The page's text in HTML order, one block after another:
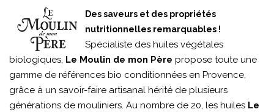
Des saveurs et des propriétés
nutritionnelles remarquables !
Spécialiste des huiles végétales
biologiques, Le Moulin de mon Père propose toute une
gamme de références bio conditionnées en Provence,
grâce à un savoir-faire artisanal hérité de plusieurs
générations de mouliniers. Au nombre de 20, les huiles Le